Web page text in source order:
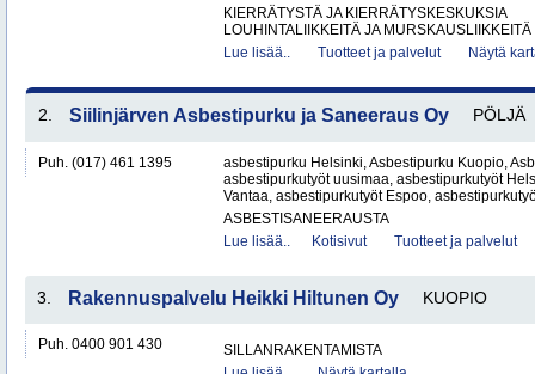
KIERRÄTYSTÄ JA KIERRÄTYSKESKUKSIA
LOUHINTALIIKKEITÄ JA MURSKAUSLIIKKEITÄ
Lue lisää..
Tuotteet ja palvelut Näytä
2. Siilinjärven Asbestipurku ja Saneeraus Oy PÖLJÄ
Puh. (017) 461 1395
asbestipurku Helsinki, Asbestipurku Kuopio,
asbestipurkutyöt uusimaa, asbestipurkutyöt
Vantaa, asbestipurkutyöt Espoo,
ASBESTISANEERAUSTA
Lue lisää..
Kotisivut Tuotteet ja palvelut
3. Rakennuspalvelu Heikki Hiltunen Oy KUOPIO
Puh. 0400 901 430
SILLANRAKENTAMISTA